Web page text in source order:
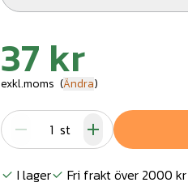
37 kr
exkl.moms (Ändra)
st
I lager Fri frakt över 2000 kr